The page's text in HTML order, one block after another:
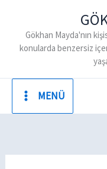
Gökhan Mayda'nın
konularda benzersiz
MENÜ